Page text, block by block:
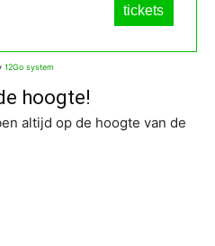
tickets
12Go system
hoogte!
altijd op de hoogte van de